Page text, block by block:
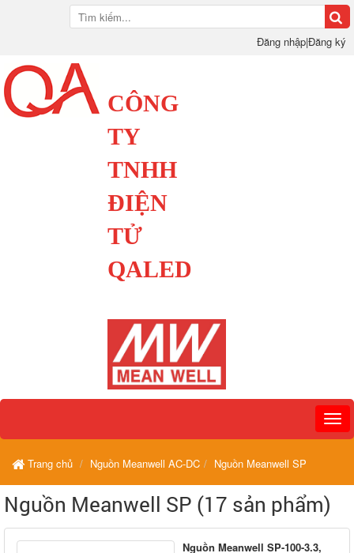
Đăng nhập|Đăng ký
CÔNG
TY
TNHH
ĐIỆN
TỬ
QALED
Trang chủ Nguồn Meanwell AC-DC Nguồn Meanwell SP
Nguồn Meanwell SP (17 sản phẩm)
Nguồn Meanwell SP-100-3.3,